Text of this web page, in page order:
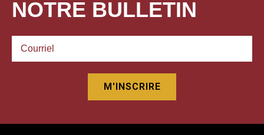
NOTRE BULLETIN